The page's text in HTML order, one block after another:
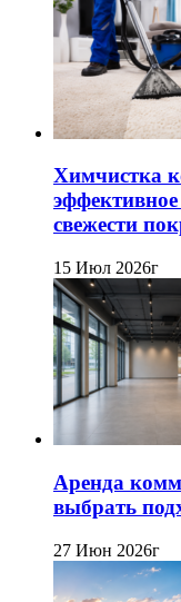
Химчистка
свежести
15 Июл 2026г
Аренда
выбрать
27 Июн 2026г